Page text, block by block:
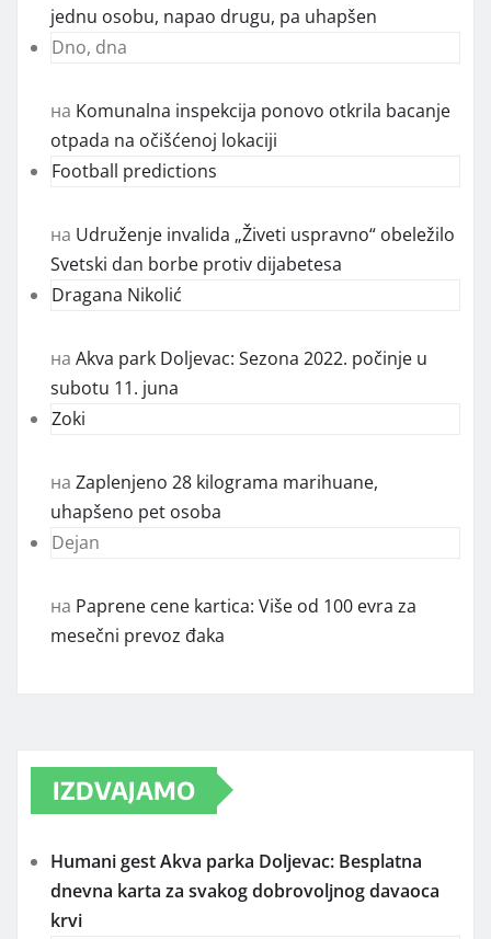
jednu osobu, napao drugu, pa uhapšen
Dno, dna
на Komunalna inspekcija ponovo otkrila bacanje
otpada na očišćenoj lokaciji
Football predictions
на Udruženje invalida „Živeti uspravno“ obeležilo
Svetski dan borbe protiv dijabetesa
Dragana Nikolić
на Akva park Doljevac: Sezona 2022. počinje u
subotu 11. juna
Zoki
на Zaplenjeno 28 kilograma marihuane,
uhapšeno pet osoba
Dejan
на Paprene cene kartica: Više od 100 evra za
mesečni prevoz đaka
IZDVAJAMO
Humani gest Akva parka Doljevac: Besplatna
dnevna karta za svakog dobrovoljnog davaoca
krvi